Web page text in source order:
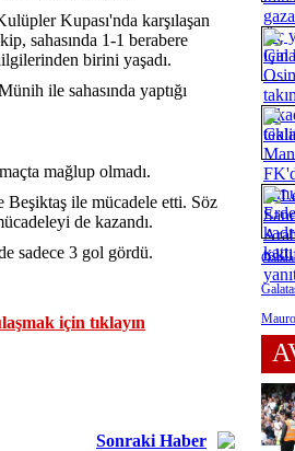
Kupası'nda karşılaşan
sahasında 1-1 berabere
birini yaşadı.
ile sahasında yaptığı
mağlup olmadı.
Beşiktaş ile mücadele etti. Söz
de kazandı.
sadece 3 gol gördü.
için tıklayın
Sonraki Haber